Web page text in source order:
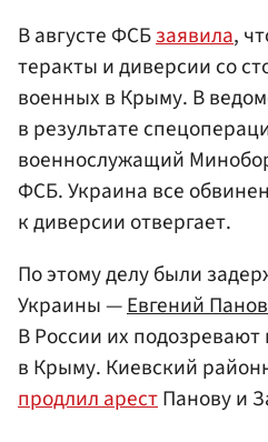
В августе ФСБзаявила,
теракты и диверсии со
военных в Крыму. В
в результате
военнослужащий
ФСБ. Украина все
к диверсии отвергает.
По этому делу были
Украины —Евгений Панов
В России их подозревают
в Крыму. Киевский
продлил арестПанову и